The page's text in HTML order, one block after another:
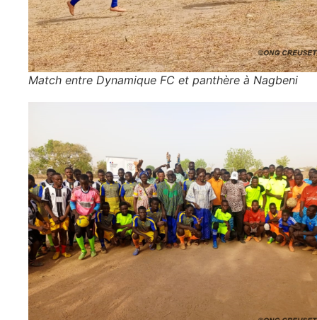
Match entre Dynamique FC et panthère à Nagbeni